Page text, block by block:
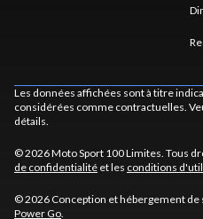
Les données affichées sont à titre
considérées comme contractuelles.
détails.
© 2026 Moto Sport 100 Limites. Tous
de confidentialité et les conditions
© 2026 Conception et hébergement de
Power Go.